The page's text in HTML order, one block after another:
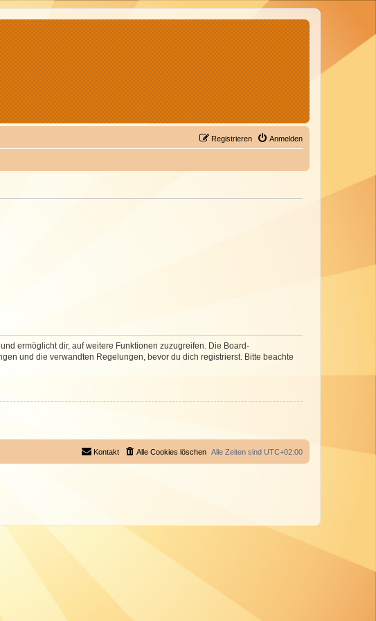
Anmelden
Registrieren
ermöglicht dir, auf weitere Funktionen zuzugreifen. Die Board-
und die verwandten Regelungen, bevor du dich registrierst. Bitte beachte
Alle Zeiten sind UTC+02:00
Alle Cookies löschen
Kontakt